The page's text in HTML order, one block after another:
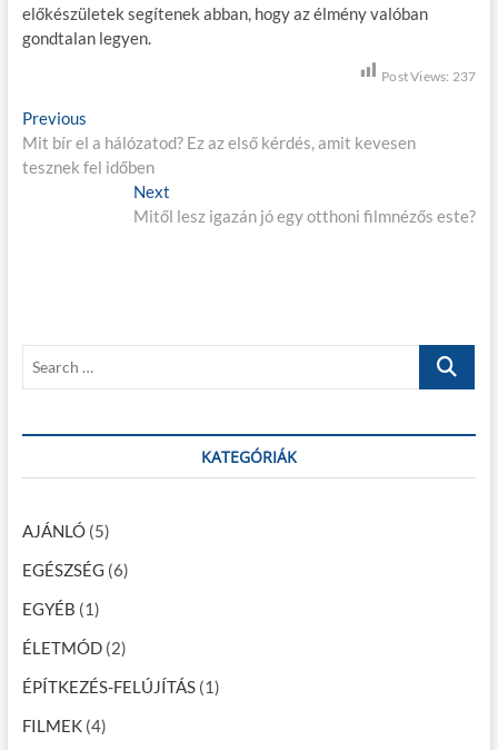
előkészületek segítenek abban, hogy az élmény valóban
gondtalan legyen.
Post Views: 237
B
e
z
é
n
a
v
i
g
á
c
i
ó
Previous
r
e
t
Mit bír el a hálózatod? Ez az első kérdés, amit kevesen
tesznek fel időben
Next
e
:
Mitől lesz igazán jó egy otthoni filmnézős este?
r
h
KATEGÓRIÁK
AJÁNLÓ(5)
EGÉSZSÉG (6)
EGYÉB (1)
ÉLETMÓD(2)
ÉPÍTKEZÉS-FELÚJÍTÁS(1)
FILMEK(4)